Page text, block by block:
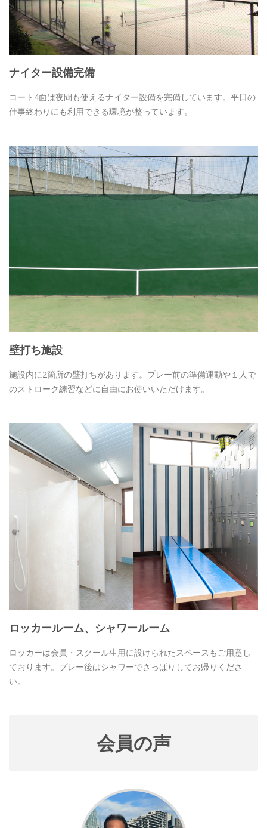
ナイター設備完備
コート4面は夜間も使えるナイター設備を完備しています。平日の
仕事終わりにも利用できる環境が整っています。
壁打ち施設
施設内に2箇所の壁打ちがあります。プレー前の準備運動や１人で
のストローク練習などに自由にお使いいただけます。
ロッカールーム、シャワールーム
ロッカーは会員・スクール生用に設けられたスペースもご用意し
ております。プレー後はシャワーでさっぱりしてお帰りくださ
い。
会員の声